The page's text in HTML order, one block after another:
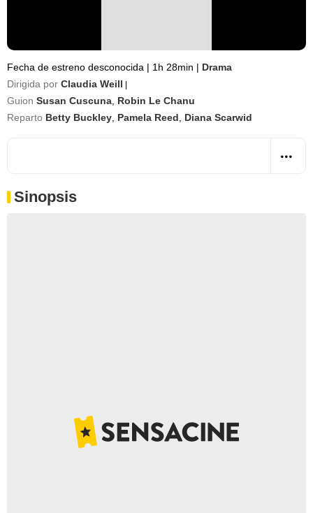
Fecha de estreno desconocida | 1h 28min | Drama
Dirigida por Claudia Weill
Guion Susan Cuscuna Robin Le Chanu
Reparto Betty Buckley Pamela Reed Diana Scarwid
Sinopsis